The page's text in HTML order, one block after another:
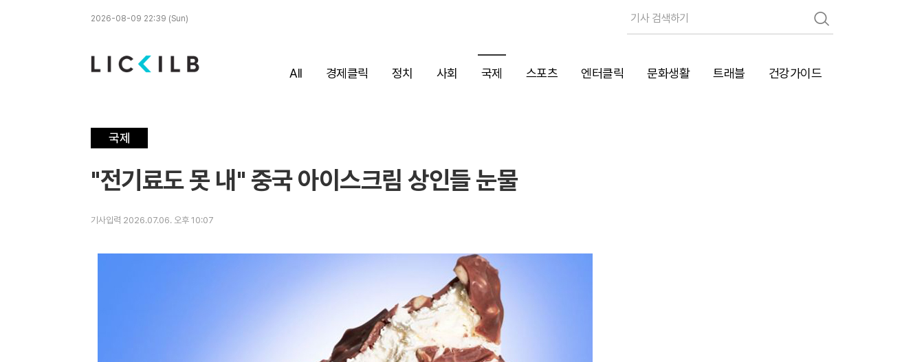
검
색
2026-08-09 22:39 (Sun)
All 경제클릭 정치 사회 국제 스포츠 엔터클릭 문화생활 트래블 건강가이드
국제
"전기료도 못 내" 중국 아이스크림 상인들 눈물
기사입력 2026.07.06. 오후 10:07